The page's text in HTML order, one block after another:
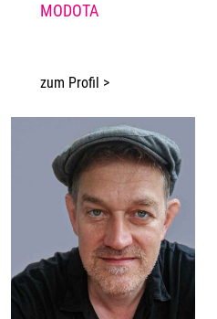
MODOTA
zum Profil >